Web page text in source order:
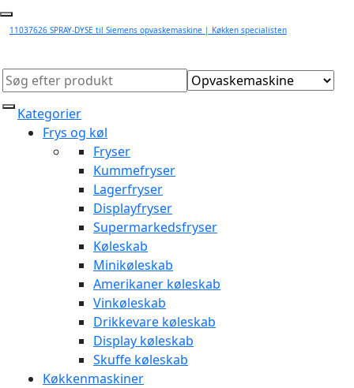
11037626 SPRAY-DYSE til Siemens opvaskemaskine | Køkken specialisten
Kategorier
Frys og køl
Fryser
Kummefryser
Lagerfryser
Displayfryser
Supermarkedsfryser
Køleskab
Minikøleskab
Amerikaner køleskab
Vinkøleskab
Drikkevare køleskab
Display køleskab
Skuffe køleskab
Køkkenmaskiner